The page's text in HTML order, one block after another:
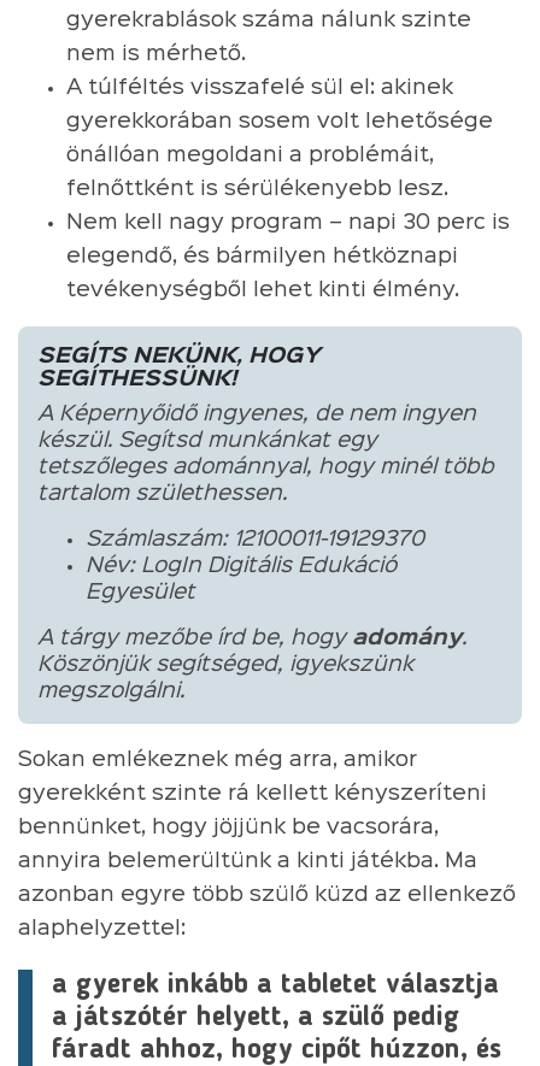
gyerekrablások száma nálunk szinte
nem is mérhető.
A túlféltés visszafelé sül el: akinek
gyerekkorában sosem volt lehetősége
önállóan megoldani a problémáit,
felnőttként is sérülékenyebb lesz.
Nem kell nagy program – napi 30 perc is
elegendő, és bármilyen hétköznapi
tevékenységből lehet kinti élmény.
SEGÍTS NEKÜNK, HOGY
SEGÍTHESSÜNK!
A Képernyőidő ingyenes, de nem ingyen
készül. Segítsd munkánkat egy
tetszőleges adománnyal, hogy minél több
tartalom születhessen.
Számlaszám: 12100011-19129370
Név: LogIn Digitális Edukáció
Egyesület
A tárgy mezőbe írd be, hogy adomány.
Köszönjük segítséged, igyekszünk
megszolgálni.
Sokan emlékeznek még arra, amikor
gyerekként szinte rá kellett kényszeríteni
bennünket, hogy jöjjünk be vacsorára,
annyira belemerültünk a kinti játékba. Ma
azonban egyre több szülő küzd az ellenkező
alaphelyzettel:
a gyerek inkább a tabletet választja
a játszótér helyett, a szülő pedig
fáradt ahhoz, hogy cipőt húzzon, és